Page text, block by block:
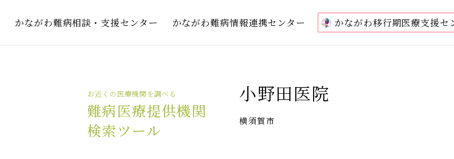
かながわ難病相談・支援センター かながわ難病情報連携センター かながわ移行期医療支援セ
小野田医院
横須賀市
お近くの医療機関を調べる
難病医療提供機関
検索ツール